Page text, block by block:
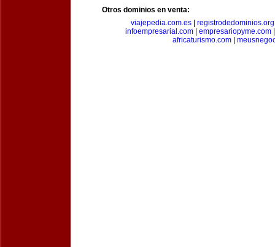
Otros dominios en venta:
viajepedia.com.es| registrodedominios.org
infoempresarial.com| empresariopyme.com
africaturismo.com|